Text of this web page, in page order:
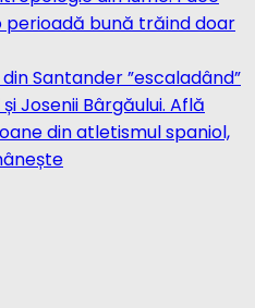
perioadă bună trăind doar
din Santander ”escaladând”
Josenii Bârgăului. Află
din atletismul spaniol,